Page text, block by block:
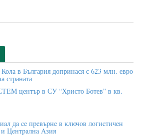
в България допринася с 623 млн. евро
страната
център в СУ “Христо Ботев” в кв.
дa ce пpeвъpнe в ĸлючoв лoгиcтичeн
Цeнтpaлнa Aзия